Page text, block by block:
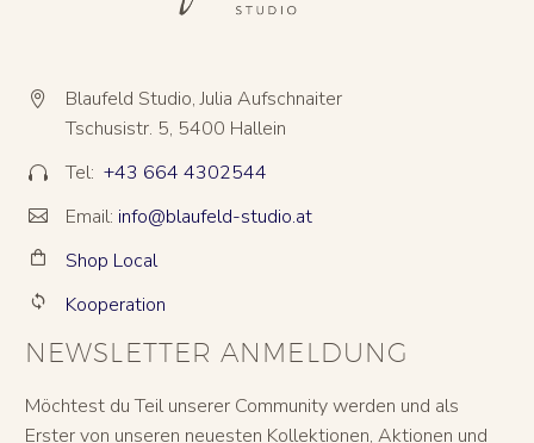


Blaufeld Studio, Julia Aufschnaiter
Tschusistr. 5, 5400 Hallein

 Tel: +43 664 4302544

 Email: info@blaufeld-studio.at

 Shop Local

 Kooperation
NEWSLETTER ANMELDUNG
Möchtest du Teil unserer Community werden und als
Erster von unseren neuesten Kollektionen, Aktionen und